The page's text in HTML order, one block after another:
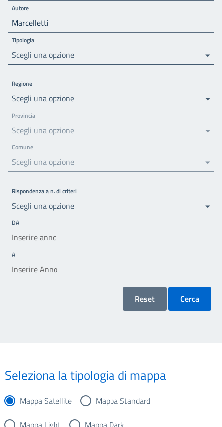
Autore
Tipologia
Scegli una opzione
Regione
Scegli una opzione
Provincia
Scegli una opzione
Comune
Scegli una opzione
Rispondenza a n. di criteri
Scegli una opzione
DA
A
Reset Cerca
Seleziona la tipologia di mappa
Mappa Satellite
Mappa Standard
Mappa Light
Mappa Dark